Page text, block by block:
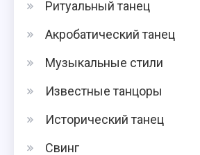
Ритуальный танец
Акробатический танец
Музыкальные стили
Известные танцоры
Исторический танец
Свинг